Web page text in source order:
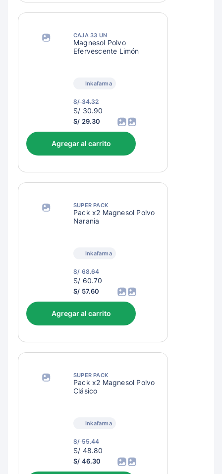
CAJA 33 UN
Magnesol Polvo
Efervescente Limón
Inkafarma
S/ 34.32
S/
33.90
S/ 30.90
S/ 29.30
Agregar al carrito
SUPER PACK
Pack x2 Magnesol Polvo
Naranja
Inkafarma
S/ 68.64
S/
63.70
S/ 60.70
S/ 57.60
Agregar al carrito
SUPER PACK
Pack x2 Magnesol Polvo
Clásico
Inkafarma
S/ 55.44
S/
51.80
S/ 48.80
S/ 46.30